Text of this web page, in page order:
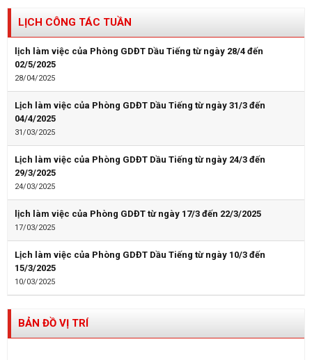
LỊCH CÔNG TÁC TUẦN
lịch làm việc của Phòng GDĐT Dầu Tiếng từ ngày 28/4 đến
02/5/2025
28/04/2025
Lịch làm việc của Phòng GDĐT Dầu Tiếng từ ngày 31/3 đến
04/4/2025
31/03/2025
Lịch làm việc của Phòng GDĐT Dầu Tiếng từ ngày 24/3 đến
29/3/2025
24/03/2025
lịch làm việc của Phòng GDĐT từ ngày 17/3 đến 22/3/2025
17/03/2025
Lịch làm việc của Phòng GDĐT Dầu Tiếng từ ngày 10/3 đến
15/3/2025
10/03/2025
BẢN ĐỒ VỊ TRÍ